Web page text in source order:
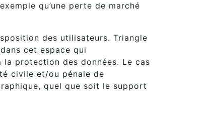
qu’une perte de marché
des utilisateurs. Triangle
cet espace qui
protection des données. Le cas
civile et/ou pénale de
quel que soit le support